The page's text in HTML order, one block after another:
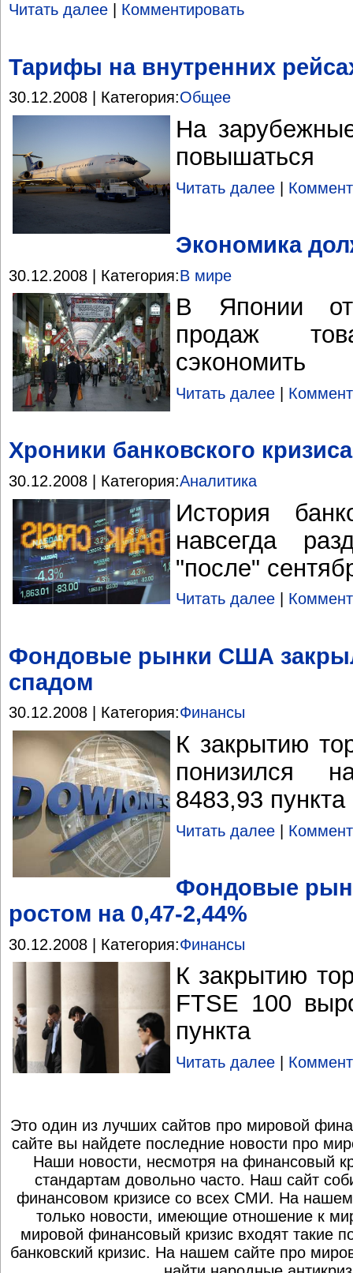
Читать далее Комментировать
Тарифы на внутренних
30.12.2008 | Категория:Общее
На
повышаться
Читать далее
Экономика
30.12.2008 | Категория:В мире
В Японии
продаж
сэкономить
Читать далее
Хроники банковского кризиса
30.12.2008 | Категория:Аналитика
История
навсегда
"после"
Читать далее
Фондовые рынки США
спадом
30.12.2008 | Категория:Финансы
К закрытию
понизился
8483,93 пункта
Читать далее |
Фондовые
ростом на 0,47-2,44%
30.12.2008 | Категория:Финансы
К закрытию
FTSE 100
пункта
Читать далее
Это один из лучших сайтов про мировой
сайте вы найдете последние новости про
Наши новости, несмотря на финансовый
стандартам довольно часто. Наш сайт
финансовом кризисе со всех СМИ. На нашем
только новости, имеющие отношение к
мировой финансовый кризис входят такие
банковский кризис. На нашем сайте про